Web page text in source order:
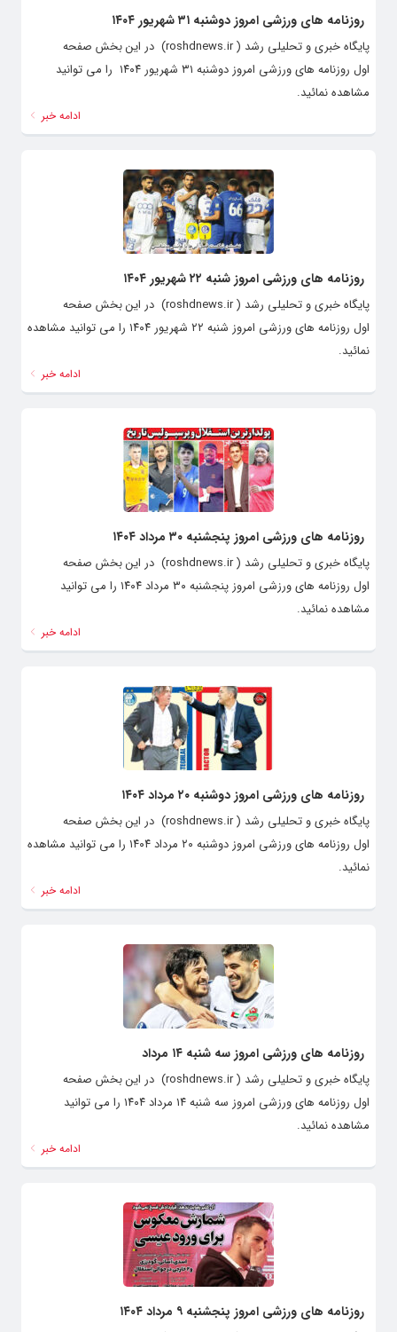
روزنامه های ورزشی امروز دوشنبه ۳۱ شهریور ۱۴۰۴
پایگاه خبری و تحلیلی رشد ( roshdnews.ir) در این بخش صفحه
اول روزنامه های ورزشی امروز دوشنبه ۳۱ شهریور ۱۴۰۴ را می توانید
مشاهده نمائید.
ادامه خبر
روزنامه های ورزشی امروز شنبه ۲۲ شهریور ۱۴۰۴
پایگاه خبری و تحلیلی رشد ( roshdnews.ir) در این بخش صفحه
اول روزنامه های ورزشی امروز شنبه ۲۲ شهریور ۱۴۰۴ را می توانید مشاهده
نمائید.
ادامه خبر
روزنامه های ورزشی امروز پنجشنبه ۳۰ مرداد ۱۴۰۴
پایگاه خبری و تحلیلی رشد ( roshdnews.ir) در این بخش صفحه
اول روزنامه های ورزشی امروز پنجشنبه ۳۰ مرداد ۱۴۰۴ را می توانید
مشاهده نمائید.
ادامه خبر
روزنامه های ورزشی امروز دوشنبه ۲۰ مرداد ۱۴۰۴
پایگاه خبری و تحلیلی رشد ( roshdnews.ir) در این بخش صفحه
اول روزنامه های ورزشی امروز دوشنبه ۲۰ مرداد ۱۴۰۴ را می توانید مشاهده
نمائید.
ادامه خبر
روزنامه های ورزشی امروز سه شنبه ۱۴ مرداد
پایگاه خبری و تحلیلی رشد ( roshdnews.ir) در این بخش صفحه
اول روزنامه های ورزشی امروز سه شنبه ۱۴ مرداد ۱۴۰۴ را می توانید
مشاهده نمائید.
ادامه خبر
روزنامه های ورزشی امروز پنجشنبه ۹ مرداد ۱۴۰۴